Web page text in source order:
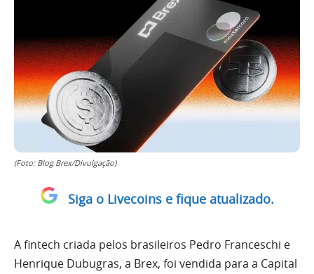
(Foto: Blog Brex/Divulgação)
Siga o Livecoins e fique atualizado.
A fintech criada pelos brasileiros Pedro Franceschi e
Henrique Dubugras, a Brex, foi vendida para a Capital